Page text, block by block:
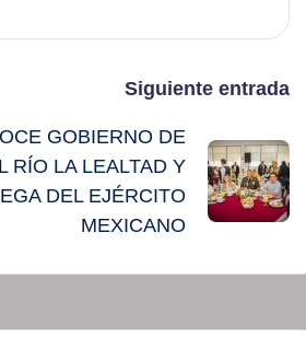
Siguiente entrada
GOBIERNO DE
RÍO LA LEALTAD Y
DEL EJÉRCITO
MEXICANO